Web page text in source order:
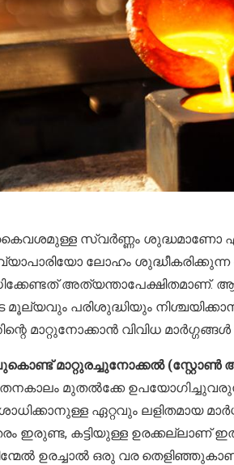
സ്വർണ്ണം ശുദ്ധമാണോ
ലോഹം
അത്യന്താപേക്ഷിതമാണ്.
പരിശുദ്ധിയും
മാറ്റുനോക്കാൻ വിവിധ
മാറ്റുരച്ചുനോക്കൽ
മുതൽക്കേ
ഏറ്റവും ലളിതമായ
ഇരുണ്ട, കട്ടിയുള്ള ഉരക്കല്ലാണ്
ഉരച്ചാൽ ഒരു വര